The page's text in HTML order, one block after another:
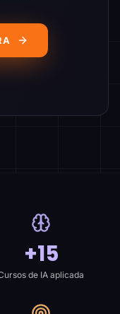
+15
de IA aplicada